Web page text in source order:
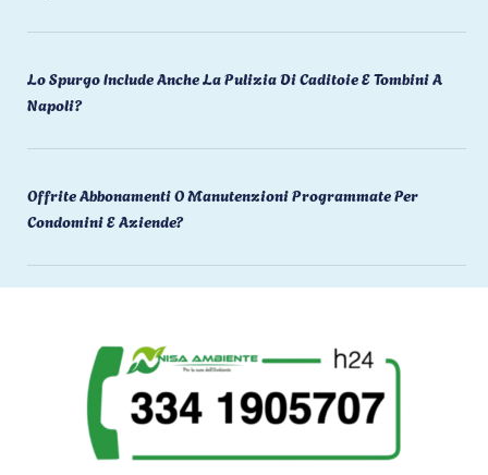
Lo Spurgo Include Anche La Pulizia Di Caditoie E Tombini A
Napoli?
Offrite Abbonamenti O Manutenzioni Programmate Per
Condomini E Aziende?